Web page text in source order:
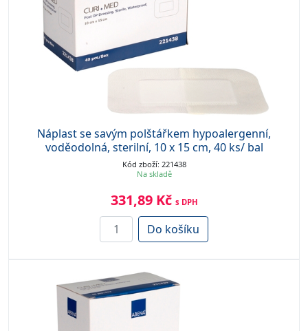
Náplast se savým polštářkem hypoalergenní,
voděodolná, sterilní, 10 x 15 cm, 40 ks/ bal
Kód zboží: 221438
Na skladě
331,89 Kč s DPH
Do košíku